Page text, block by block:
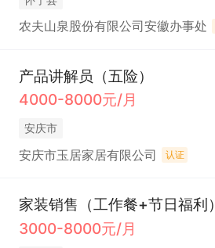
农夫山泉股份有限公司安徽办事处
产品讲解员（五险）
4000-8000元/月
安庆市
安庆市玉居家居有限公司 认证
家装销售（工作餐+节日福利）
3000-8000元/月